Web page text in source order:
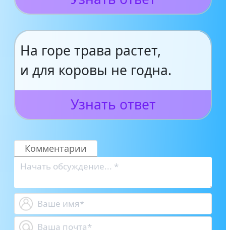
На горе трава растет,
и для коровы не годна.
Узнать ответ
Комментарии